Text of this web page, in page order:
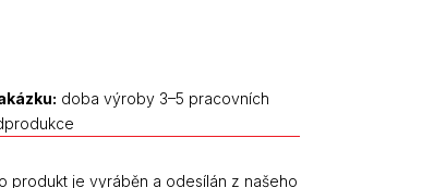
doba výroby 3–5 pracovních
produkt je vyráběn a odesílán z našeho